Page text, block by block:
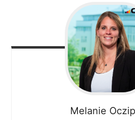
Melanie